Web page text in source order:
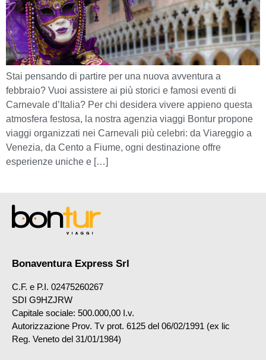
Stai pensando di partire per una nuova avventura a
febbraio? Vuoi assistere ai più storici e famosi eventi di
Carnevale d’Italia? Per chi desidera vivere appieno questa
atmosfera festosa, la nostra agenzia viaggi Bontur propone
viaggi organizzati nei Carnevali più celebri: da Viareggio a
Venezia, da Cento a Fiume, ogni destinazione offre
esperienze uniche e […]
Bonaventura Express Srl
C.F. e P.I. 02475260267
SDI G9HZJRW
Capitale sociale: 500.000,00 I.v.
Autorizzazione Prov. Tv prot. 6125 del 06/02/1991 (ex lic
Reg. Veneto del 31/01/1984)